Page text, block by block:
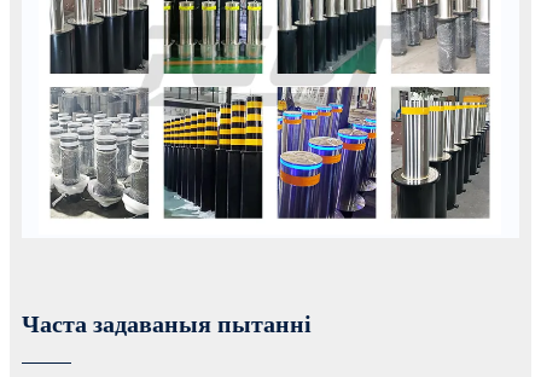
Часта задаваныя пытанні